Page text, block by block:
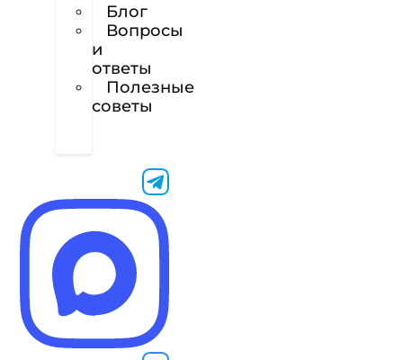
Блог
Вопросы
и
ответы
Полезные
советы